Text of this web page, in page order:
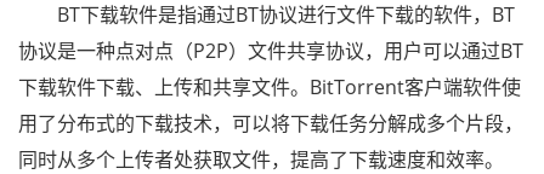
BT下载软件是指通过BT协议进行文件下载的软件，BT
协议是一种点对点（P2P）文件共享协议，用户可以通过BT
下载软件下载、上传和共享文件。BitTorrent客户端软件使
用了分布式的下载技术，可以将下载任务分解成多个片段，
同时从多个上传者处获取文件，提高了下载速度和效率。